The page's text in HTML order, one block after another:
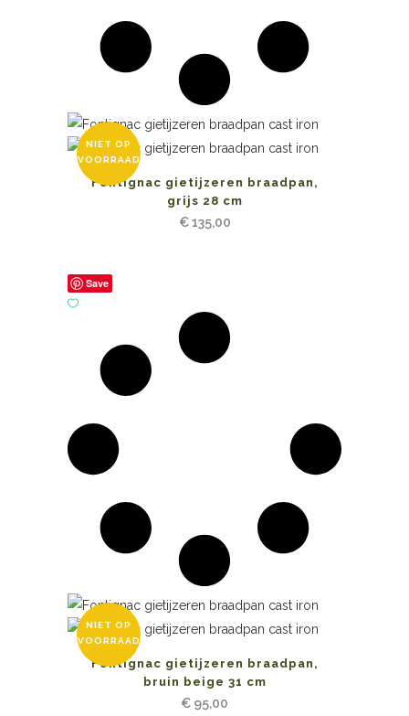
NIET OP
VOORRAAD
Fontignac gietijzeren braadpan,
grijs 28 cm
€135,00
Save
NIET OP
VOORRAAD
Fontignac gietijzeren braadpan,
bruin beige 31 cm
€ 95,00